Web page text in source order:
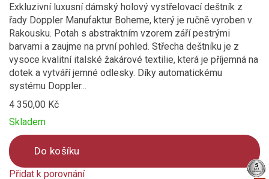
Exkluzivní luxusní dámský holový vystřelovací deštník z
řady Doppler Manufaktur Boheme, který je ručně vyroben v
Rakousku. Potah s abstraktním vzorem září pestrými
barvami a zaujme na první pohled. Střecha deštníku je z
vysoce kvalitní italské žakárové textilie, která je příjemná na
dotek a vytváří jemné odlesky. Díky automatickému
systému Doppler...
4 350,00 Kč
Skladem
Do košíku
Přidat k porovnání